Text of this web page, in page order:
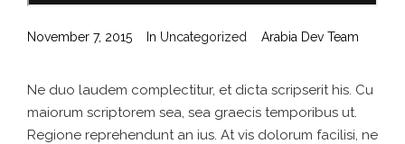
November 7, 2015 In Uncategorized Arabia Dev Team
Ne duo laudem complectitur, et dicta scripserit his. Cu
maiorum scriptorem sea, sea graecis temporibus ut.
Regione reprehendunt an ius. At vis dolorum facilisi, ne